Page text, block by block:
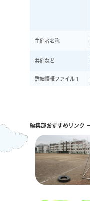
主催者名称
共催など
詳細情報ファイル１
編集部おすすめリンク